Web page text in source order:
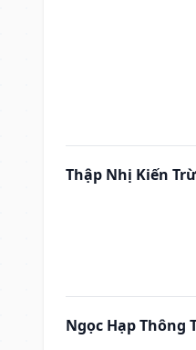
Thập Nhị Kiến Trừ
Ngọc Hạp Thông